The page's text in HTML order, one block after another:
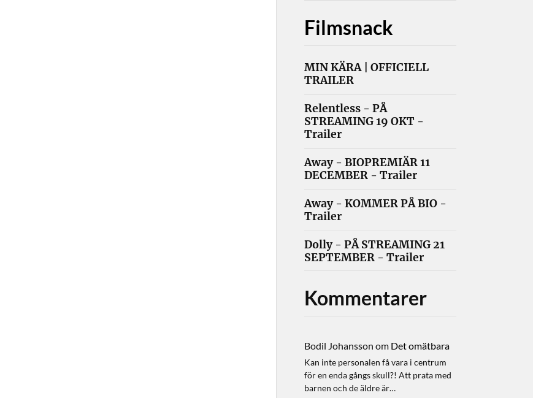
Filmsnack
MIN KÄRA | OFFICIELL
TRAILER
Relentless - PÅ
STREAMING 19 OKT -
Trailer
Away - BIOPREMIÄR 11
DECEMBER - Trailer
Away - KOMMER PÅ BIO -
Trailer
Dolly - PÅ STREAMING 21
SEPTEMBER - Trailer
Kommentarer
Bodil Johansson om Det omätbara
Kan inte personalen få vara i centrum
för en enda gångs skull?! Att prata med
barnen och de äldre är…